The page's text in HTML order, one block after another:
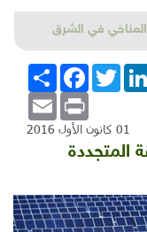
أعظم!
انشر
FacebookTwitter
Email Print
01 كانون الأول 2016
المتجددة